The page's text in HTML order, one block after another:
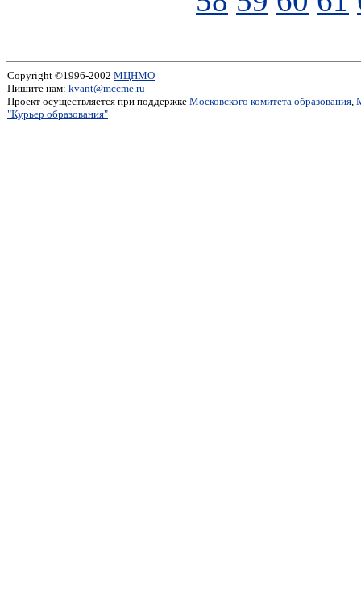
Copyright ©1996-2002 МЦНМО
Пишите нам: kvant@mccme.ru
Проект осуществляется при поддержке Московского комитета образования,
"Курьер образования"